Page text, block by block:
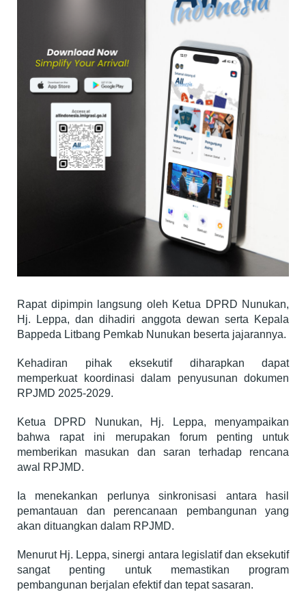
Rapat dipimpin langsung oleh Ketua DPRD Nunukan,
Hj. Leppa, dan dihadiri anggota dewan serta Kepala
Bappeda Litbang Pemkab Nunukan beserta jajarannya.
Kehadiran pihak eksekutif diharapkan dapat
memperkuat koordinasi dalam penyusunan dokumen
RPJMD 2025-2029.
Ketua DPRD Nunukan, Hj. Leppa, menyampaikan
bahwa rapat ini merupakan forum penting untuk
memberikan masukan dan saran terhadap rencana
awal RPJMD.
Ia menekankan perlunya sinkronisasi antara hasil
pemantauan dan perencanaan pembangunan yang
akan dituangkan dalam RPJMD.
Menurut Hj. Leppa, sinergi antara legislatif dan eksekutif
sangat penting untuk memastikan program
pembangunan berjalan efektif dan tepat sasaran.